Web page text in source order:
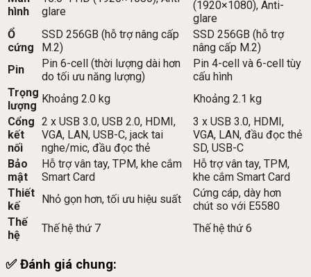
hình
glare
(1920×1080), Anti-
glare
Ổ
cứng
SSD 256GB (hỗ trợ nâng cấp
M.2)
SSD 256GB (hỗ trợ
nâng cấp M.2)
Pin
Pin 6-cell (thời lượng dài hơn
do tối ưu năng lượng)
Pin 4-cell và 6-cell tùy
cấu hình
Trọng
lượng
Khoảng 2.0 kg
Khoảng 2.1 kg
Cổng
kết
nối
2 x USB 3.0, USB 2.0, HDMI,
VGA, LAN, USB-C, jack tai
nghe/mic, đầu đọc thẻ
3 x USB 3.0, HDMI,
VGA, LAN, đầu đọc thẻ
SD, USB-C
Bảo
mật
Hỗ trợ vân tay, TPM, khe cắm
Smart Card
Hỗ trợ vân tay, TPM,
khe cắm Smart Card
Thiết
kế
Nhỏ gọn hơn, tối ưu hiệu suất
Cứng cáp, dày hơn
chút so với E5580
Thế
hệ
Thế hệ thứ 7 Thế hệ thứ 6
✅Đánh giá chung: